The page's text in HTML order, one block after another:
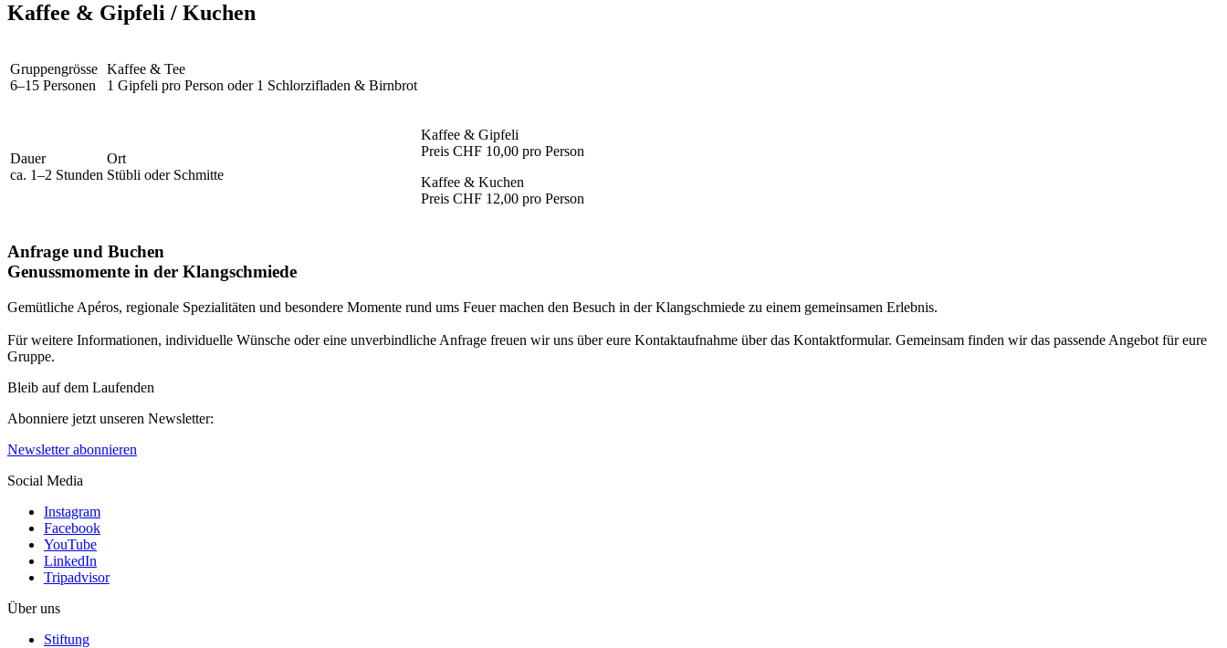
Kaffee & Gipfeli / Kuchen
Gruppengrösse
6–15 Personen
Kaffee & Tee
1 Gipfeli pro Person oder 1 Schlorzifladen & Birnbrot
Dauer
ca. 1–2 Stunden
Ort
Stübli oder Schmitte
Kaffee & Gipfeli
Preis CHF 10,00 pro Person
Kaffee & Kuchen
Preis CHF 12,00 pro Person
Anfrage und Buchen
Genussmomente in der Klangschmiede
Gemütliche Apéros, regionale Spezialitäten und besondere Momente rund ums Feuer machen den Besuch in der Klangschmiede zu einem gemeinsamen Erlebnis.
Für weitere Informationen, individuelle Wünsche oder eine unverbindliche Anfrage freuen wir uns über eure Kontaktaufnahme über das Kontaktformular. Gemeinsam finden wir das passende Angebot für eure
Gruppe.
Bleib auf dem Laufenden
Abonniere jetzt unseren Newsletter:
Newsletter abonnieren
Social Media
Instagram
Facebook
YouTube
LinkedIn
Tripadvisor
Über uns
Stiftung